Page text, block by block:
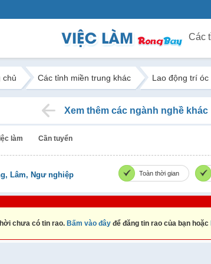
chủ Các tỉnh miền trung khác Lao động trí óc
Xem thêm các ngành nghề khác
làm Cần tuyển
Lâm, Ngư nghiệp Toàn thời gian
chưa có tin rao. Bấm vào đây để đăng tin rao của bạn hoặc